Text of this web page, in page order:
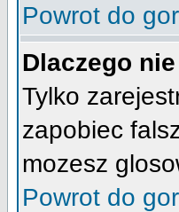
Powrot do
Dlaczego
Tylko
zapobiec
mozesz
Powrot do